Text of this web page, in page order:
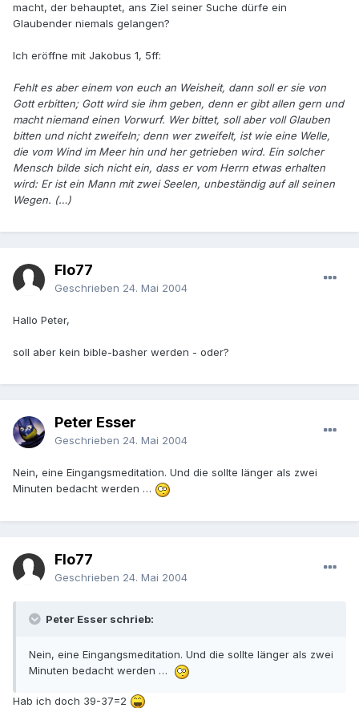
macht, der behauptet, ans Ziel seiner Suche dürfe ein
Glaubender niemals gelangen?
Ich eröffne mit Jakobus 1, 5ff:
Fehlt es aber einem von euch an Weisheit, dann soll er sie von
Gott erbitten; Gott wird sie ihm geben, denn er gibt allen gern und
macht niemand einen Vorwurf. Wer bittet, soll aber voll Glauben
bitten und nicht zweifeln; denn wer zweifelt, ist wie eine Welle,
die vom Wind im Meer hin und her getrieben wird. Ein solcher
Mensch bilde sich nicht ein, dass er vom Herrn etwas erhalten
wird: Er ist ein Mann mit zwei Seelen, unbeständig auf all seinen
Wegen. (…)
Flo77
Geschrieben 24. Mai 2004
Hallo Peter,
soll aber kein bible-basher werden - oder?
Peter Esser
Geschrieben 24. Mai 2004
Nein, eine Eingangsmeditation. Und die sollte länger als zwei
Minuten bedacht werden …
Flo77
Geschrieben 24. Mai 2004
Peter Esser schrieb:
Nein, eine Eingangsmeditation. Und die sollte länger als zwei
Minuten bedacht werden …
Hab ich doch 39-37=2